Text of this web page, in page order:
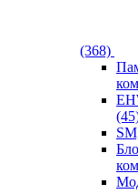
(368)